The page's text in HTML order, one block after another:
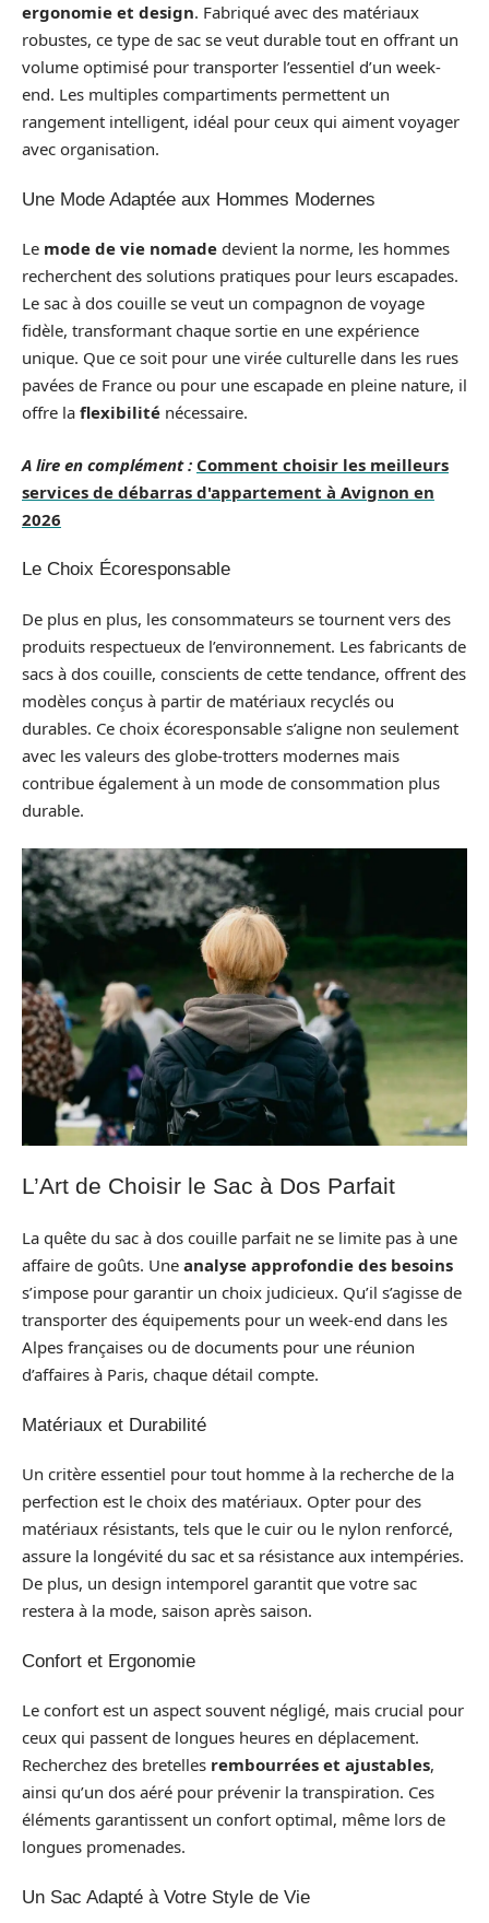
ergonomie et design. Fabriqué avec des matériaux
robustes, ce type de sac se veut durable tout en offrant un
volume optimisé pour transporter l’essentiel d’un week-
end. Les multiples compartiments permettent un
rangement intelligent, idéal pour ceux qui aiment voyager
avec organisation.
Une Mode Adaptée aux Hommes Modernes
Le mode de vie nomade devient la norme, les hommes
recherchent des solutions pratiques pour leurs escapades.
Le sac à dos couille se veut un compagnon de voyage
fidèle, transformant chaque sortie en une expérience
unique. Que ce soit pour une virée culturelle dans les rues
pavées de France ou pour une escapade en pleine nature, il
offre la flexibilité nécessaire.
A lire en complément : Comment choisir les meilleurs
services de débarras d'appartement à Avignon en
2026
Le Choix Écoresponsable
De plus en plus, les consommateurs se tournent vers des
produits respectueux de l’environnement. Les fabricants de
sacs à dos couille, conscients de cette tendance, offrent des
modèles conçus à partir de matériaux recyclés ou
durables. Ce choix écoresponsable s’aligne non seulement
avec les valeurs des globe-trotters modernes mais
contribue également à un mode de consommation plus
durable.
L’Art de Choisir le Sac à Dos Parfait
La quête du sac à dos couille parfait ne se limite pas à une
affaire de goûts. Une analyse approfondie des besoins
s’impose pour garantir un choix judicieux. Qu’il s’agisse de
transporter des équipements pour un week-end dans les
Alpes françaises ou de documents pour une réunion
d’affaires à Paris, chaque détail compte.
Matériaux et Durabilité
Un critère essentiel pour tout homme à la recherche de la
perfection est le choix des matériaux. Opter pour des
matériaux résistants, tels que le cuir ou le nylon renforcé,
assure la longévité du sac et sa résistance aux intempéries.
De plus, un design intemporel garantit que votre sac
restera à la mode, saison après saison.
Confort et Ergonomie
Le confort est un aspect souvent négligé, mais crucial pour
ceux qui passent de longues heures en déplacement.
Recherchez des bretelles rembourrées et ajustables,
ainsi qu’un dos aéré pour prévenir la transpiration. Ces
éléments garantissent un confort optimal, même lors de
longues promenades.
Un Sac Adapté à Votre Style de Vie